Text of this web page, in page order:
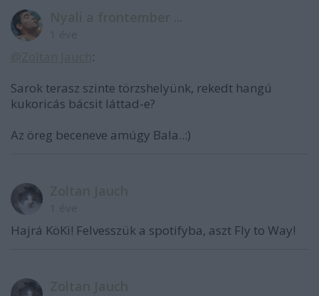
:
Sarok terasz szinte törzshelyünk, rekedt hangú
kukoricás bácsit láttad-e?
Az öreg beceneve amúgy Bala..:)
Hajrá KöKi! Felvesszük a spotifyba, aszt Fly to Way!